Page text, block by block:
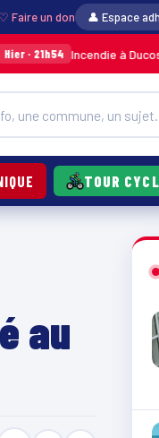
♡ Faire un don 👤 Espace
à Ducos : jusqu’à 7
TOUR
au